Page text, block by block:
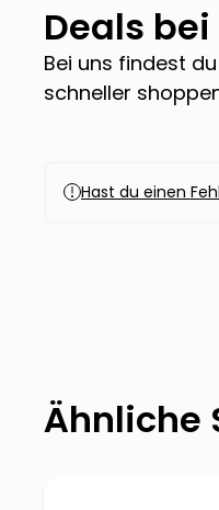
Deals bei
Bei uns findest
schneller
Hast du einen
Ähnliche